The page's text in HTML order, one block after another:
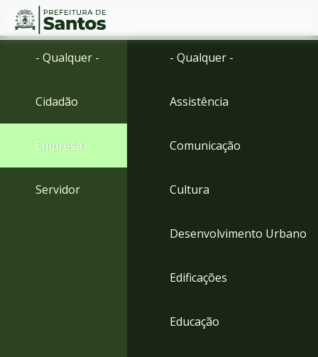
Ir
Ir
menu
Conteúdo
- Qualquer -
Cidadão
Empresa
Servidor
- Qualquer -
Assistência
Comunicação
Cultura
Desenvolvimento Urbano
Edificações
Educação